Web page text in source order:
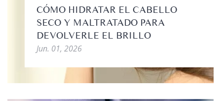
CÓMO HIDRATAR EL CABELLO
SECO Y MALTRATADO PARA
DEVOLVERLE EL BRILLO
Jun. 01, 2026